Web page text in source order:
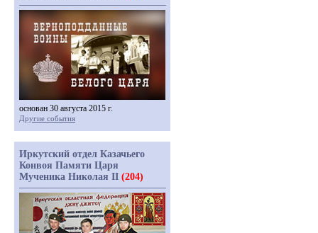
основан 30 августа 2015 г.
Другие события
Иркутский отдел Казачьего
Конвоя Памяти Царя
Мученика Николая II (204)